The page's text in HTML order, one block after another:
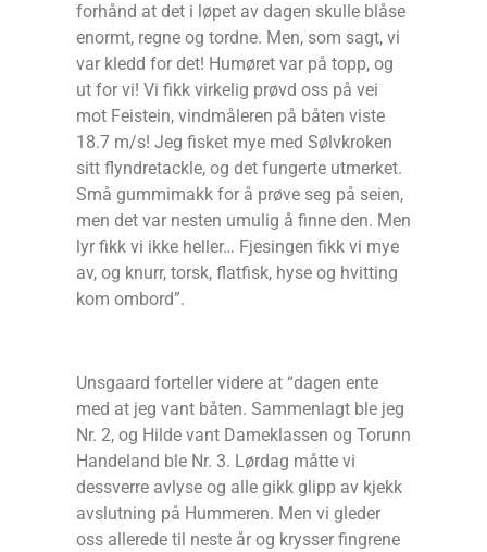
forhånd at det i løpet av dagen skulle blåse
enormt, regne og tordne. Men, som sagt, vi
var kledd for det! Humøret var på topp, og
ut for vi! Vi fikk virkelig prøvd oss på vei
mot Feistein, vindmåleren på båten viste
18.7 m/s! Jeg fisket mye med Sølvkroken
sitt flyndretackle, og det fungerte utmerket.
Små gummimakk for å prøve seg på seien,
men det var nesten umulig å finne den. Men
lyr fikk vi ikke heller… Fjesingen fikk vi mye
av, og knurr, torsk, flatfisk, hyse og hvitting
kom ombord”.
Unsgaard forteller videre at “dagen ente
med at jeg vant båten. Sammenlagt ble jeg
Nr. 2, og Hilde vant Dameklassen og Torunn
Handeland ble Nr. 3. Lørdag måtte vi
dessverre avlyse og alle gikk glipp av kjekk
avslutning på Hummeren. Men vi gleder
oss allerede til neste år og krysser fingrene